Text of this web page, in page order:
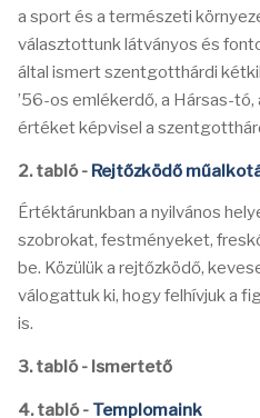
a sport és a természeti
választottunk látványos és
által ismert szentgotthárdi
’56-os emlékerdő, a Hársas-
értéket képvisel a
2. tabló - Rejtőzködő
Értéktárunkban a nyilvános
szobrokat, festményeket,
be. Közülük a rejtőzködő,
válogattuk ki, hogy felhívjuk a
is.
3. tabló - Ismertető
4. tabló - Templomaink